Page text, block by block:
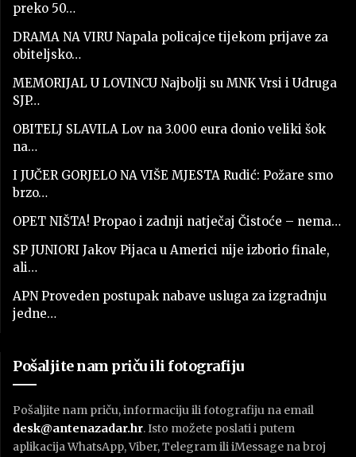
preko 50…
DRAMA NA VIRU Napala policajce tijekom prijave za
obiteljsko…
MEMORIJAL U LOVINCU Najbolji su MNK Vrsi i Udruga
SJP…
OBITELJ SLAVILA Lov na 3.000 eura donio veliki šok
na…
I JUČER GORJELO NA VIŠE MJESTA Rudić: Požare smo
brzo…
OPET NIŠTA! Propao i zadnji natječaj Čistoće – nema…
SP JUNIORI Jakov Pijaca u Americi nije izborio finale,
ali…
APN Proveden postupak nabave usluga za izgradnju
jedne…
Pošaljite nam priču ili fotografiju
Pošaljite nam priču, informaciju ili fotografiju na email
desk@antenazadar.hr. Isto možete poslati i putem
aplikacija WhatsApp, Viber, Telegram ili iMessage na broj